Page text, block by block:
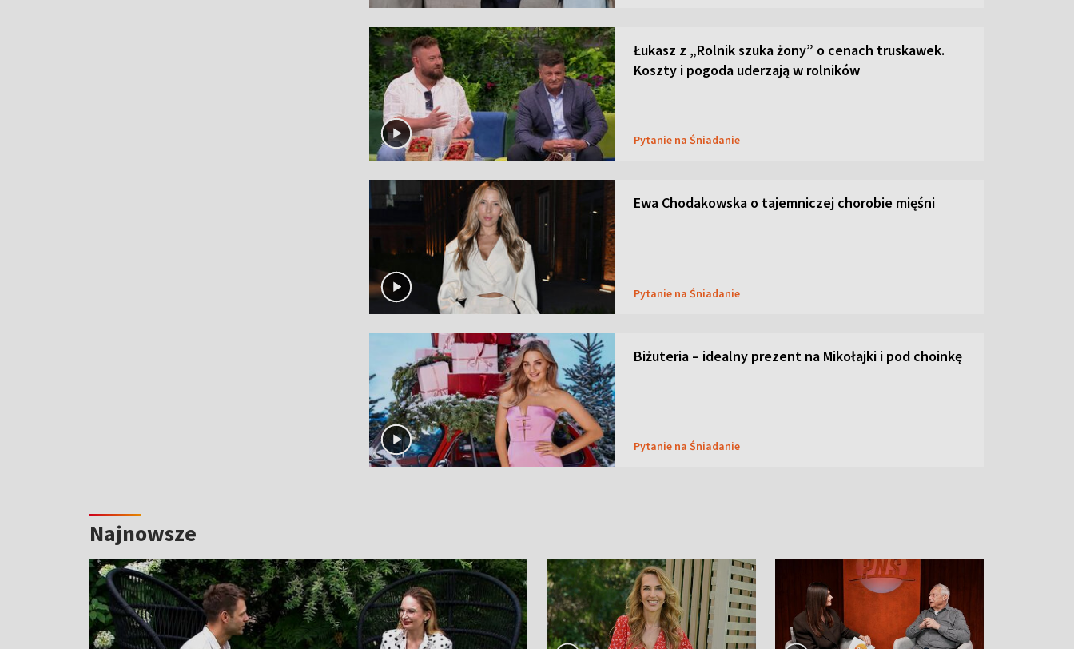
Łukasz z „Rolnik szuka żony” o cenach truskawek.
Koszty i pogoda uderzają w rolników
Pytanie na Śniadanie
Ewa Chodakowska o tajemniczej chorobie mięśni
Pytanie na Śniadanie
Biżuteria – idealny prezent na Mikołajki i pod choinkę
Pytanie na Śniadanie
Najnowsze